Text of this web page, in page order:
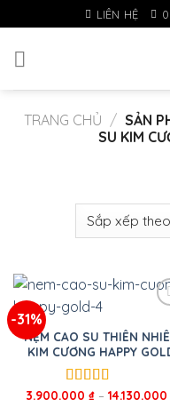
to
content
LIÊN HỆ
TRANG CHỦ / SẢN
SU KIM
-31%
NỆM CAO SU THIÊN
KIM CƯƠNG HAPPY
Được xếp
3.900.000 ₫ – 14.130.000